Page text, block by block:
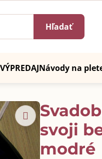
Hľadať
VÝPREDAJNávody na
svoji
modré